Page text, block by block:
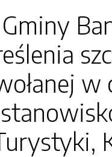
w